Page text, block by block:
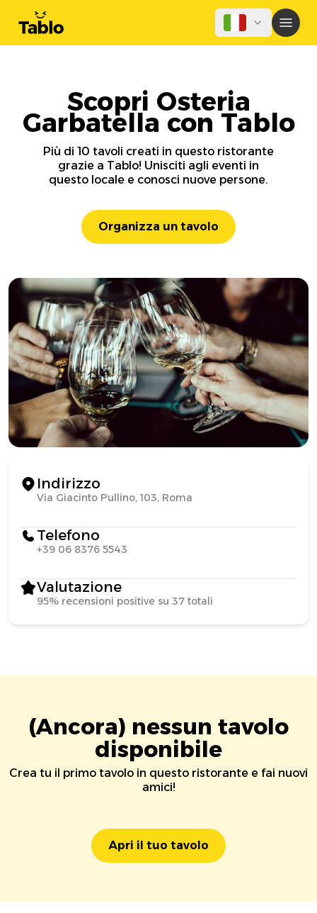
Scopri Osteria
Garbatella con Tablo
Più di 10 tavoli creati in questo ristorante
grazie a Tablo! Unisciti agli eventi in
questo locale e conosci nuove persone.
Organizza un tavolo
Indirizzo
Via Giacinto Pullino, 103, Roma
Telefono
+39 06 8376 5543
Valutazione
95% recensioni positive su 37 totali
(Ancora) nessun tavolo
disponibile
Crea tu il primo tavolo in questo ristorante e fai nuovi
amici!
Apri il tuo tavolo